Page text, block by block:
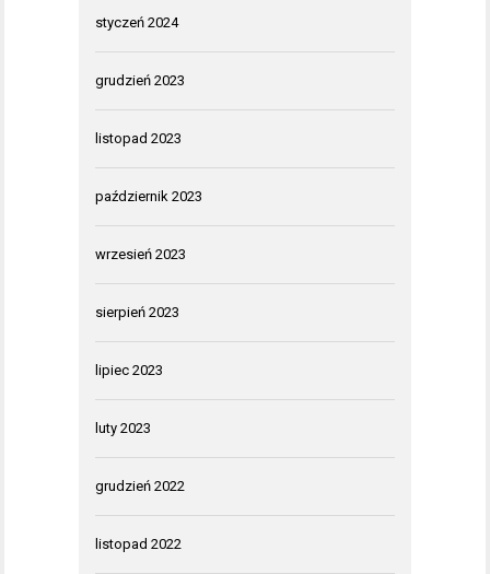
styczeń 2024
grudzień 2023
listopad 2023
październik 2023
wrzesień 2023
sierpień 2023
lipiec 2023
luty 2023
grudzień 2022
listopad 2022